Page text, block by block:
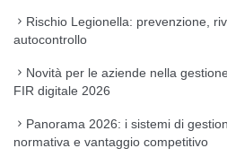
Rischio Legionella: prevenzione,
autocontrollo
Novità per le aziende nella
FIR digitale 2026
Panorama 2026: i sistemi di
normativa e vantaggio competitivo